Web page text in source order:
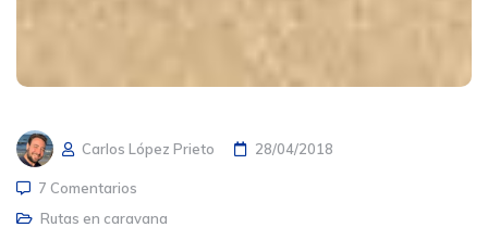
Carlos López Prieto 28/04/2018
7 Comentarios
Rutas en caravana